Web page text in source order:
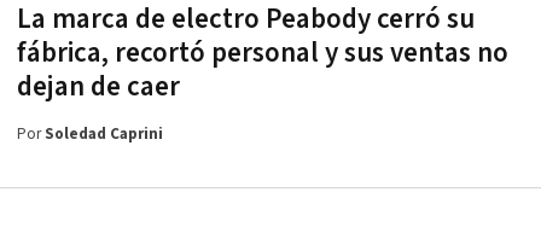
La marca de electro Peabody cerró su
fábrica, recortó personal y sus ventas no
dejan de caer
PorSoledad Caprini